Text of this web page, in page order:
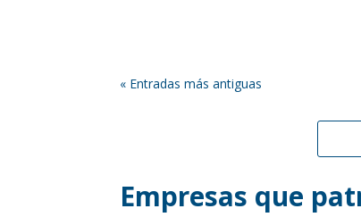
« Entradas más antiguas
Empresas que